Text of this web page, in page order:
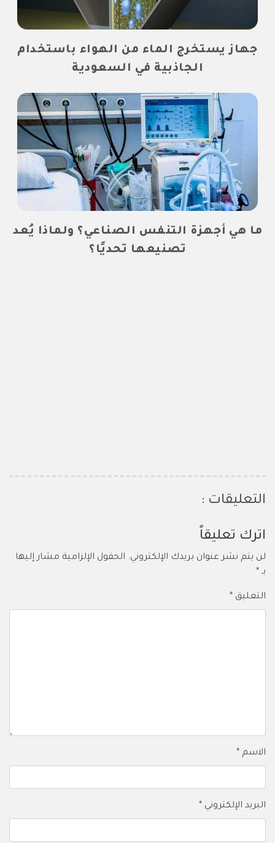
جهاز يستخرج الماء من الهواء باستخدام
الجاذبية في السعودية
ما هي أجهزة التنفس الصناعي؟ ولماذا يُعد
تصنيعها تحديًا؟
التعليقات :
اترك تعليقاً
لن يتم نشر عنوان بريدك الإلكتروني. الحقول الإلزامية مشار إليها
بـ *
التعليق *
الاسم *
البريد الإلكتروني *